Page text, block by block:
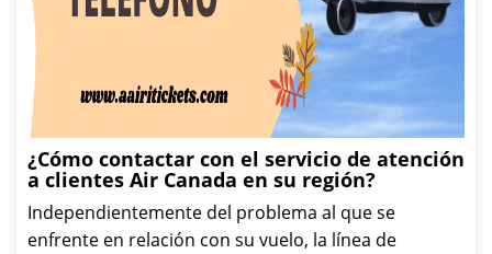
¿Cómo contactar con el servicio de atención
a clientes Air Canada en su región?
Independientemente del problema al que se
enfrente en relación con su vuelo, la línea de